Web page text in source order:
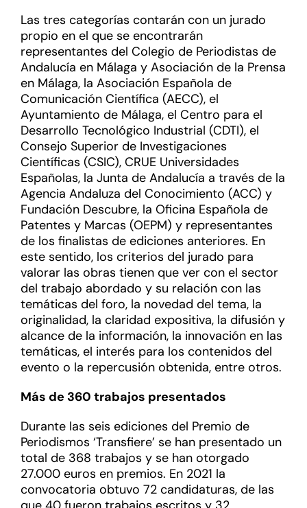
Las tres categorías contarán con un jurado
propio en el que se encontrarán
representantes del Colegio de Periodistas de
Andalucía en Málaga y Asociación de la Prensa
en Málaga, la Asociación Española de
Comunicación Científica (AECC), el
Ayuntamiento de Málaga, el Centro para el
Desarrollo Tecnológico Industrial (CDTI), el
Consejo Superior de Investigaciones
Científicas (CSIC), CRUE Universidades
Españolas, la Junta de Andalucía a través de la
Agencia Andaluza del Conocimiento (ACC) y
Fundación Descubre, la Oficina Española de
Patentes y Marcas (OEPM) y representantes
de los finalistas de ediciones anteriores. En
este sentido, los criterios del jurado para
valorar las obras tienen que ver con el sector
del trabajo abordado y su relación con las
temáticas del foro, la novedad del tema, la
originalidad, la claridad expositiva, la difusión y
alcance de la información, la innovación en las
temáticas, el interés para los contenidos del
evento o la repercusión obtenida, entre otros.
Más de 360 trabajos presentados
Durante las seis ediciones del Premio de
Periodismos ‘Transfiere’ se han presentado un
total de 368 trabajos y se han otorgado
27.000 euros en premios. En 2021 la
convocatoria obtuvo 72 candidaturas, de las